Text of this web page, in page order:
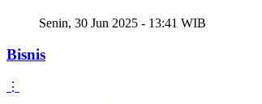
Senin, 30 Jun 2025 - 13:41 WIB
Bisnis
⋮